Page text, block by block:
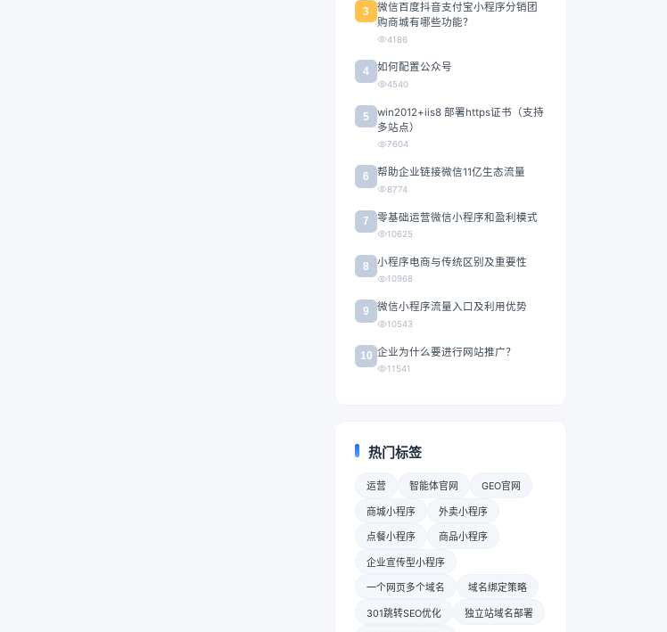
3
微信百度抖音支付宝小程序分销团
购商城有哪些功能？
4186
4 如何配置公众号
4540
5
win2012+iis8 部署https证书（支持
多站点）
7604
6 帮助企业链接微信11亿生态流量
8774
7 零基础运营微信小程序和盈利模式
10625
8 小程序电商与传统区别及重要性
10968
9 微信小程序流量入口及利用优势
10543
10 企业为什么要进行网站推广？
11541
热门标签
运营 智能体官网 GEO官网
商城小程序 外卖小程序
点餐小程序 商品小程序
企业宣传型小程序
一个网页多个域名 域名绑定策略
301跳转SEO优化 独立站域名部署